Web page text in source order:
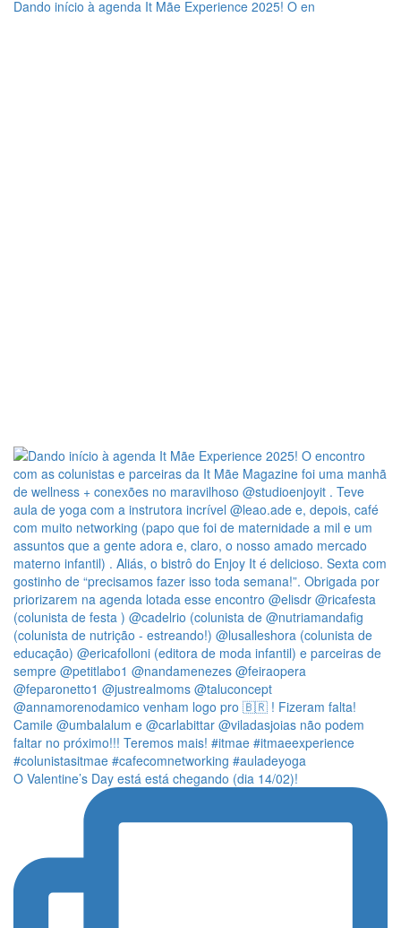
Dando início à agenda It Mãe Experience 2025! O en
O Valentine’s Day está está chegando (dia 14/02)!